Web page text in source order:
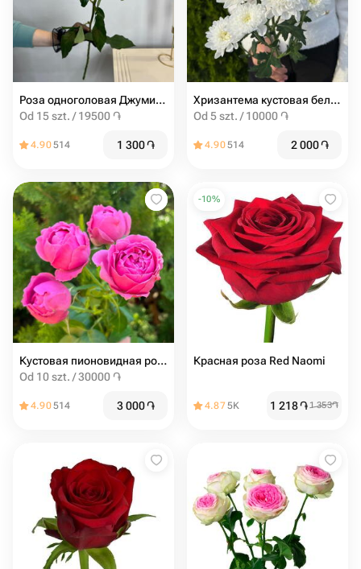
Роза одноголовая Джумилия
Od 15 szt. / 19500 ֏
4.90514 1 300֏
Хризантема кустовая белая
Od 5 szt. / 10000 ֏
4.90514 2 000֏
Кустовая пионовидная роза misty bubbles
Od 10 szt. / 30000 ֏
4.90514 3 000֏
-10%
Красная роза Red Naomi
4.875K 1 218֏1 353֏